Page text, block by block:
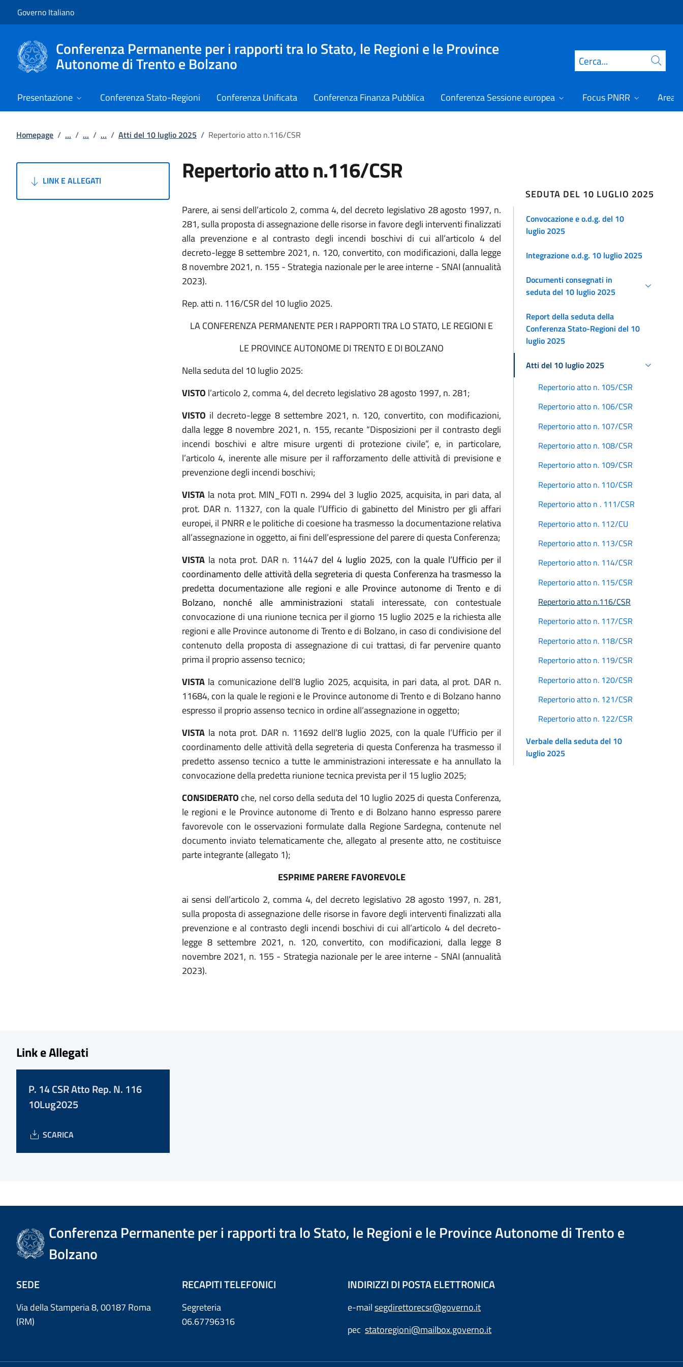
Governo Italiano
Conferenza Permanente per i rapporti tra lo Stato, le Regioni e le Province
Autonome di Trento e Bolzano Cerca
Presentazione Conferenza Stato-Regioni Conferenza Unificata Conferenza Finanza Pubblica Conferenza Sessione europea Focus PNRR Area
Homepage / ... / ... / ... / Atti del 10 luglio 2025 / Repertorio atto n.116/CSR
LINK E ALLEGATI Repertorio atto n.116/CSR
Parere, ai sensi dell’articolo 2, comma 4, del decreto legislativo 28 agosto 1997, n.
281, sulla proposta di assegnazione delle risorse in favore degli interventi finalizzati
alla prevenzione e al contrasto degli incendi boschivi di cui all’articolo 4 del
decreto-legge 8 settembre 2021, n. 120, convertito, con modificazioni, dalla legge
8 novembre 2021, n. 155 - Strategia nazionale per le aree interne - SNAI (annualità
2023).
Rep. atti n. 116/CSR del 10 luglio 2025.
LA CONFERENZA PERMANENTE PER I RAPPORTI TRA LO STATO, LE REGIONI E
LE PROVINCE AUTONOME DI TRENTO E DI BOLZANO
Nella seduta del 10 luglio 2025:
VISTO l’articolo 2, comma 4, del decreto legislativo 28 agosto 1997, n. 281;
VISTO il decreto-legge 8 settembre 2021, n. 120, convertito, con modificazioni,
dalla legge 8 novembre 2021, n. 155, recante “Disposizioni per il contrasto degli
incendi boschivi e altre misure urgenti di protezione civile”, e, in particolare,
l’articolo 4, inerente alle misure per il rafforzamento delle attività di previsione e
prevenzione degli incendi boschivi;
VISTA la nota prot. MIN_FOTI n. 2994 del 3 luglio 2025, acquisita, in pari data, al
prot. DAR n. 11327, con la quale l’Ufficio di gabinetto del Ministro per gli affari
europei, il PNRR e le politiche di coesione ha trasmesso la documentazione relativa
all’assegnazione in oggetto, ai fini dell’espressione del parere di questa Conferenza;
VISTA la nota prot. DAR n. 11447 del 4 luglio 2025, con la quale l’Ufficio per il
coordinamento delle attività della segreteria di questa Conferenza ha trasmesso la
predetta documentazione alle regioni e alle Province autonome di Trento e di
Bolzano, nonché alle amministrazioni statali interessate, con contestuale
convocazione di una riunione tecnica per il giorno 15 luglio 2025 e la richiesta alle
regioni e alle Province autonome di Trento e di Bolzano, in caso di condivisione del
contenuto della proposta di assegnazione di cui trattasi, di far pervenire quanto
prima il proprio assenso tecnico;
VISTA la comunicazione dell’8 luglio 2025, acquisita, in pari data, al prot. DAR n.
11684, con la quale le regioni e le Province autonome di Trento e di Bolzano hanno
espresso il proprio assenso tecnico in ordine all’assegnazione in oggetto;
VISTA la nota prot. DAR n. 11692 dell’8 luglio 2025, con la quale l’Ufficio per il
coordinamento delle attività della segreteria di questa Conferenza ha trasmesso il
predetto assenso tecnico a tutte le amministrazioni interessate e ha annullato la
convocazione della predetta riunione tecnica prevista per il 15 luglio 2025;
CONSIDERATO che, nel corso della seduta del 10 luglio 2025 di questa Conferenza,
le regioni e le Province autonome di Trento e di Bolzano hanno espresso parere
favorevole con le osservazioni formulate dalla Regione Sardegna, contenute nel
documento inviato telematicamente che, allegato al presente atto, ne costituisce
parte integrante (allegato 1);
ESPRIME PARERE FAVOREVOLE
ai sensi dell’articolo 2, comma 4, del decreto legislativo 28 agosto 1997, n. 281,
sulla proposta di assegnazione delle risorse in favore degli interventi finalizzati alla
prevenzione e al contrasto degli incendi boschivi di cui all’articolo 4 del decreto-
legge 8 settembre 2021, n. 120, convertito, con modificazioni, dalla legge 8
novembre 2021, n. 155 - Strategia nazionale per le aree interne - SNAI (annualità
2023).
SEDUTA DEL 10 LUGLIO 2025
Convocazione e o.d.g. del 10
luglio 2025
Integrazione o.d.g. 10 luglio 2025
Documenti consegnati in
seduta del 10 luglio 2025
Report della seduta della
Conferenza Stato-Regioni del 10
luglio 2025
Atti del 10 luglio 2025
Repertorio atto n. 105/CSR
Repertorio atto n. 106/CSR
Repertorio atto n. 107/CSR
Repertorio atto n. 108/CSR
Repertorio atto n. 109/CSR
Repertorio atto n. 110/CSR
Repertorio atto n . 111/CSR
Repertorio atto n. 112/CU
Repertorio atto n. 113/CSR
Repertorio atto n. 114/CSR
Repertorio atto n. 115/CSR
Repertorio atto n.116/CSR
Repertorio atto n. 117/CSR
Repertorio atto n. 118/CSR
Repertorio atto n. 119/CSR
Repertorio atto n. 120/CSR
Repertorio atto n. 121/CSR
Repertorio atto n. 122/CSR
Verbale della seduta del 10
luglio 2025
Link e Allegati
P. 14 CSR Atto Rep. N. 116
10Lug2025
SCARICA
Conferenza Permanente per i rapporti tra lo Stato, le Regioni e le Province Autonome di Trento e
Bolzano
SEDE
Via della Stamperia 8, 00187 Roma
(RM)
RECAPITI TELEFONICI
Segreteria
06.67796316
INDIRIZZI DI POSTA ELETTRONICA
e-mailsegdirettorecsr@governo.it
pec statoregioni@mailbox.governo.it